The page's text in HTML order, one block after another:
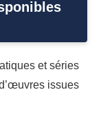
et séries
issues